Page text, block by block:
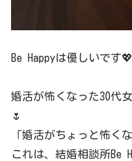
Be Happyは優しいです💖
婚活が怖くなった30代
🌷
「婚活がちょっと怖く
これは、結婚相談所Be